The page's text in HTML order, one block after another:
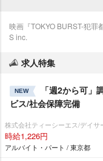
映画『TOKYO BURST-犯
S inc.
求人特集
NEW
「週2から可
ビス/社会保障完備
株式会社ティーシーエス/デイサ
時給1,226円
アルバイト・パート / 東京都